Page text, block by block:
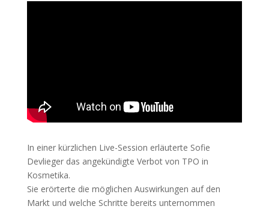
In einer kürzlichen Live-Session erläuterte Sofie
Devlieger das angekündigte Verbot von TPO in
Kosmetika.
Sie erörterte die möglichen Auswirkungen auf den
Markt und welche Schritte bereits unternommen